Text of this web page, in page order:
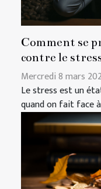
Comment se
contre le
Mercredi 8 mars
Le stress est un
quand on fait face